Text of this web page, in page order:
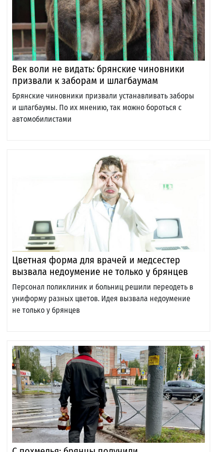
Век воли не видать: брянские чиновники
призвали к заборам и шлагбаумам
Брянские чиновники призвали устанавливать заборы
и шлагбаумы. По их мнению, так можно бороться с
автомобилистами
Цветная форма для врачей и медсестер
вызвала недоумение не только у брянцев
Персонал поликлиник и больниц решили переодеть в
униформу разных цветов. Идея вызвала недоумение
не только у брянцев